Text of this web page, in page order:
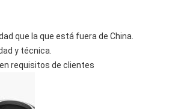
que la que está fuera de China.
y técnica.
requisitos de clientes